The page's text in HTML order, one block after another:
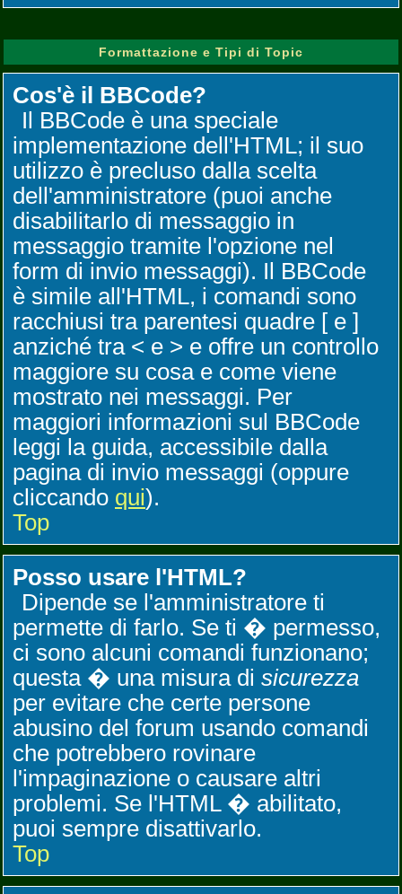
Formattazione e Tipi di Topic
Cos'è il BBCode?
Il BBCode è una speciale
implementazione dell'HTML; il suo
utilizzo è precluso dalla scelta
dell'amministratore (puoi anche
disabilitarlo di messaggio in
messaggio tramite l'opzione nel
form di invio messaggi). Il BBCode
è simile all'HTML, i comandi sono
racchiusi tra parentesi quadre [ e ]
anziché tra < e > e offre un controllo
maggiore su cosa e come viene
mostrato nei messaggi. Per
maggiori informazioni sul BBCode
leggi la guida, accessibile dalla
pagina di invio messaggi (oppure
cliccando qui).
Top
Posso usare l'HTML?
Dipende se l'amministratore ti
permette di farlo. Se ti � permesso,
ci sono alcuni comandi funzionano;
questa � una misura di sicurezza
per evitare che certe persone
abusino del forum usando comandi
che potrebbero rovinare
l'impaginazione o causare altri
problemi. Se l'HTML � abilitato,
puoi sempre disattivarlo.
Top